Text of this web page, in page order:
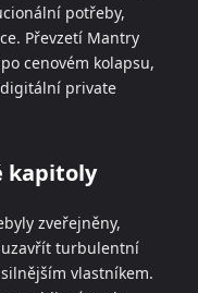
potřeby,
Převzetí Mantry
cenovém kolapsu,
private
kapitoly
zveřejněny,
uzavřít turbulentní
vlastníkem.